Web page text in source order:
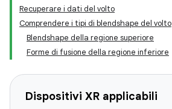
Recuperare i dati del volto
Comprendere i tipi di blendshape del volto
Blendshape della regione superiore
Forme di fusione della regione inferiore
Dispositivi XR applicabili